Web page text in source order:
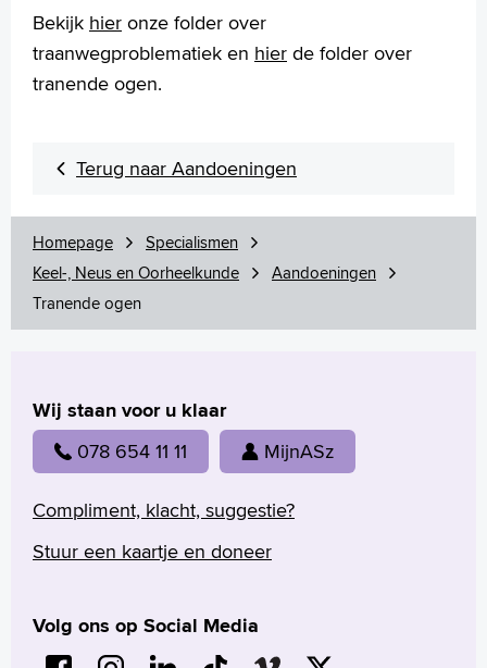
Specialismen
Werken en leren
Verwijzers
Wetenschappelijk onderzoek
Language
Zoeken
English
Polski
Arabisch
Bekijk hier onze folder over
traanwegproblematiek en hier de folder over
tranende ogen.
Terug naar Aandoeningen
Homepage
Specialismen
Keel-, Neus en Oorheelkunde
Aandoeningen
Tranende ogen
Wij staan voor u klaar
078 654 11 11 MijnASz
Compliment, klacht, suggestie?
Stuur een kaartje en doneer
Volg ons op Social Media